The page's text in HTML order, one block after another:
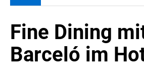
MELDUNGEN
COCA-COLA
COCA-COLA HBC ÖSTERREICH
Nemiroff
Fine Dining
Barceló im